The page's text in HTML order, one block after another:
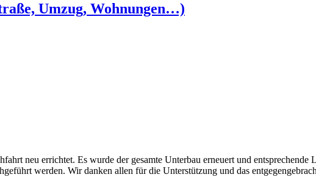
Umzug, Wohnungen…)
neu errichtet. Es wurde der gesamte Unterbau erneuert und
werden. Wir danken allen für die Unterstützung und das